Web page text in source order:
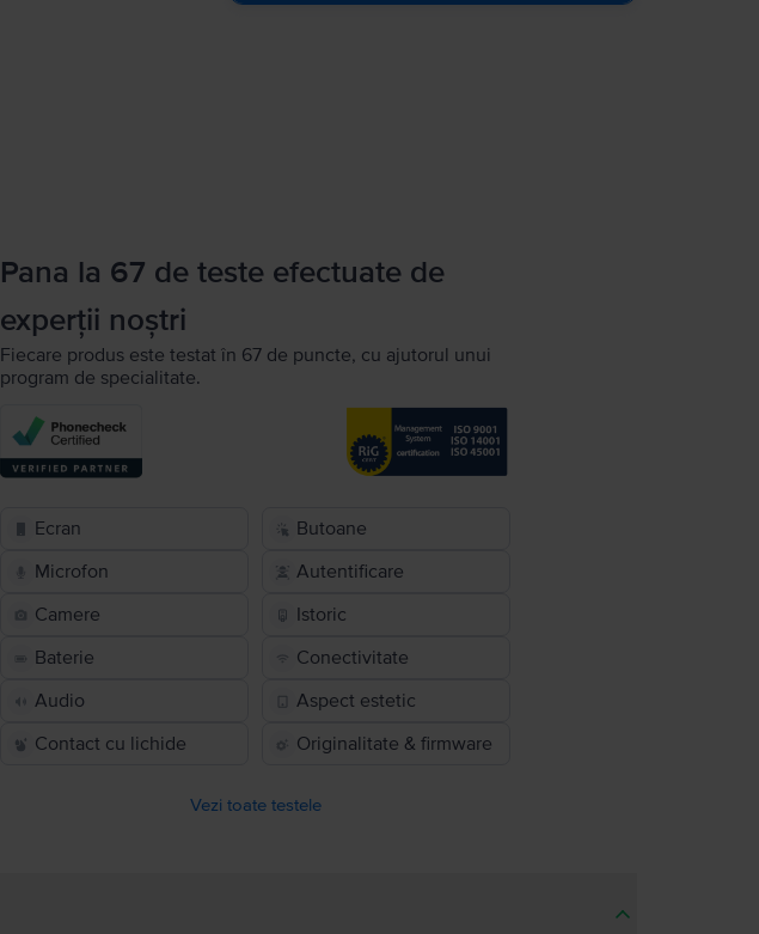
Pana la 67 de teste efectuate de
experții noștri
Fiecare produs este testat în 67 de puncte, cu ajutorul unui
program de specialitate.
Ecran
Butoane
Microfon
Autentificare
Camere
Istoric
Baterie
Conectivitate
Audio
Aspect estetic
Contact cu lichide
Originalitate & firmware
Vezi toate testele